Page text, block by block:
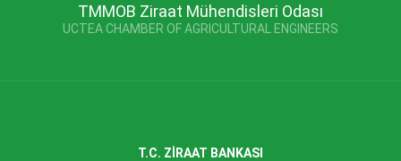
TMMOB Ziraat Mühendisleri Odası
UCTEA CHAMBER OF AGRICULTURAL ENGINEERS
T.C. ZİRAAT BANKASI